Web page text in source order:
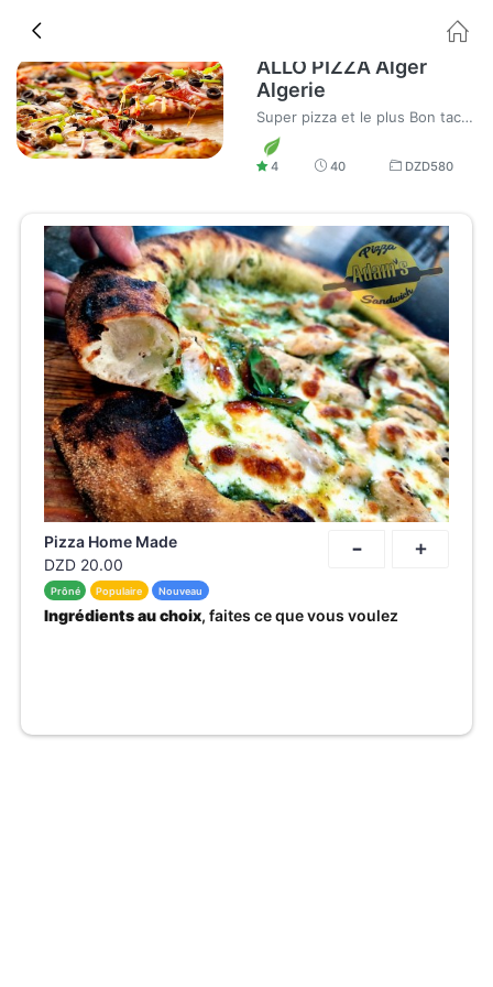
ALLO PIZZA Alger
Algerie
Super pizza et le plus Bon tacos au monde
4 40 DZD580
- +
Pizza Home Made
DZD 20.00
Prôné Populaire Nouveau
Ingrédients au choix, faites ce que vous voulez